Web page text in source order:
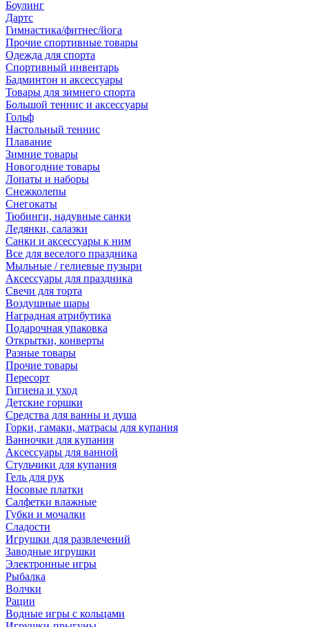
Боулинг
Дартс
Гимнастика/фитнес/йога
Прочие спортивные товары
Одежда для спорта
Спортивный инвентарь
Бадминтон и аксессуары
Товары для зимнего спорта
Большой теннис и аксессуары
Гольф
Настольный теннис
Плавание
Зимние товары
Новогодние товары
Лопаты и наборы
Снежколепы
Снегокаты
Тюбинги, надувные санки
Ледянки, салазки
Санки и аксессуары к ним
Все для веселого праздника
Мыльные / гелиевые пузыри
Аксессуары для праздника
Свечи для торта
Воздушные шары
Наградная атрибутика
Подарочная упаковка
Открытки, конверты
Разные товары
Прочие товары
Пересорт
Гигиена и уход
Детские горшки
Средства для ванны и душа
Горки, гамаки, матрасы для купания
Ванночки для купания
Аксессуары для ванной
Стульчики для купания
Гель для рук
Носовые платки
Салфетки влажные
Губки и мочалки
Сладости
Игрушки для развлечений
Заводные игрушки
Электронные игры
Рыбалка
Волчки
Рации
Водные игры с кольцами